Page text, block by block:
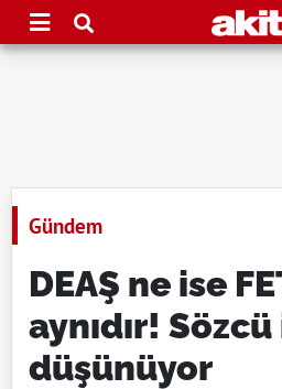
Gündem
DEAŞ ne ise
aynıdır!
düşünüyor